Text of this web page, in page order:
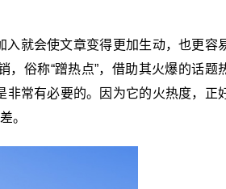
就会使文章变得更加生动，也更容
俗称“蹭热点”，借助其火爆的话题
非常有必要的。因为它的火热度，正
。